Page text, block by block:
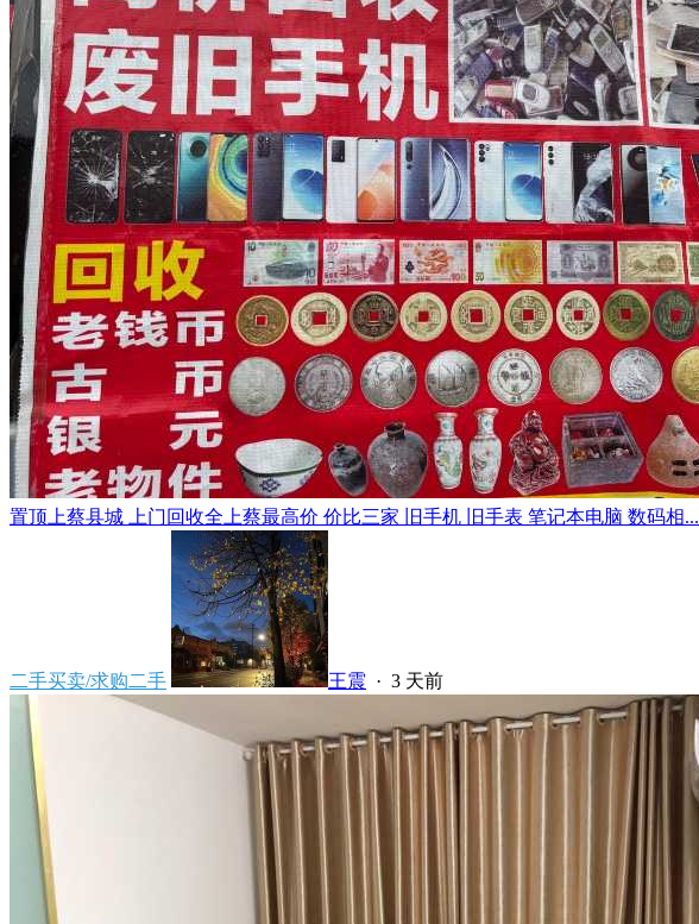
置顶 上蔡县城 上门回收全上蔡最高价 价比三家 旧手机 旧手表 笔记本电脑 数码相...
二手买卖/求购二手 王震 · 3 天前